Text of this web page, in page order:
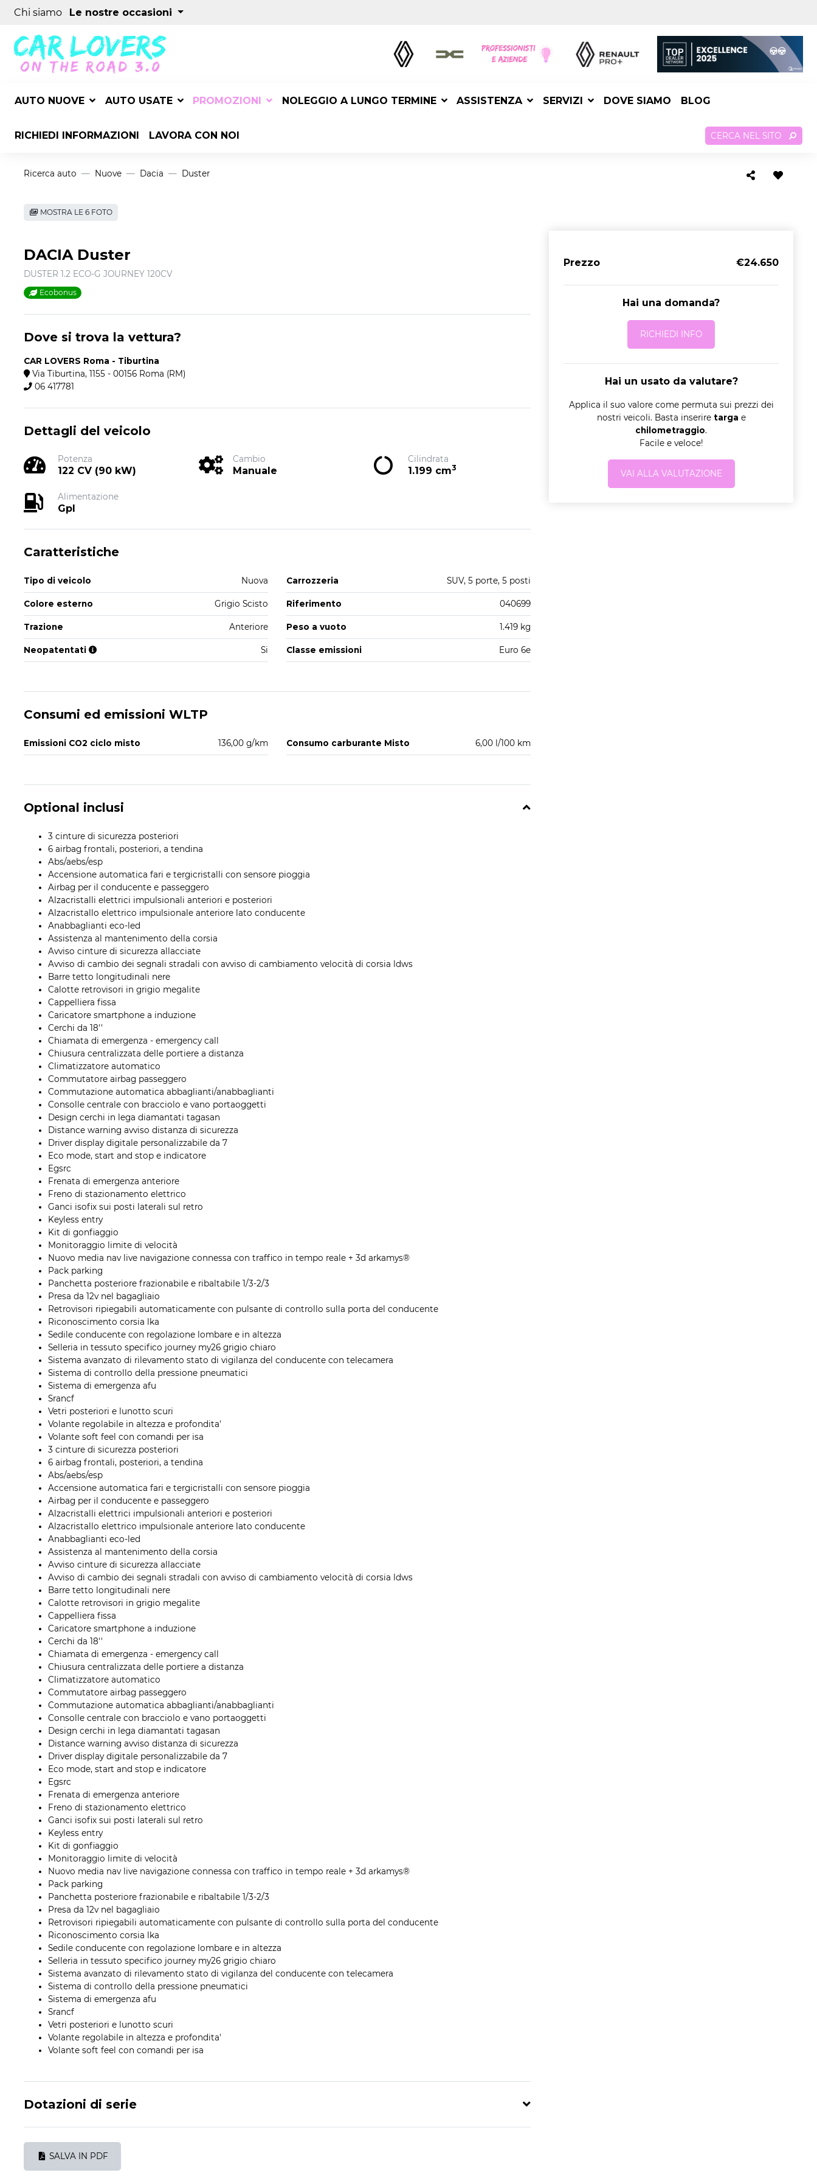
Chi siamo Le nostre occasioni
AUTO NUOVE AUTO USATE PROMOZIONI NOLEGGIO A LUNGO TERMINE ASSISTENZA SERVIZI DOVE SIAMO BLOG
RICHIEDI INFORMAZIONI LAVORA CON NOI CERCA NEL SITO
Ricerca auto Nuove Dacia Duster
MOSTRA LE 6 FOTO
DACIA Duster
DUSTER 1.2 ECO-G JOURNEY 120CV
Ecobonus
Dove si trova la vettura?
CAR LOVERS Roma - Tiburtina
Via Tiburtina, 1155 - 00156 Roma (RM)
06 417781
Dettagli del veicolo
Potenza
122 CV (90 kW)
Cambio
Manuale
Cilindrata
1.199 cm3
Alimentazione
Gpl
Caratteristiche
Tipo di veicolo Nuova Carrozzeria SUV, 5 porte, 5 posti
Colore esterno Grigio Scisto Riferimento 040699
Trazione Anteriore Peso a vuoto 1.419 kg
Neopatentati Si Classe emissioni Euro 6e
Consumi ed emissioni WLTP
Emissioni CO2 ciclo misto 136,00 g/km Consumo carburante Misto 6,00 l/100 km
Optional inclusi
3 cinture di sicurezza posteriori
6 airbag frontali, posteriori, a tendina
Abs/aebs/esp
Accensione automatica fari e tergicristalli con sensore pioggia
Airbag per il conducente e passeggero
Alzacristalli elettrici impulsionali anteriori e posteriori
Alzacristallo elettrico impulsionale anteriore lato conducente
Anabbaglianti eco-led
Assistenza al mantenimento della corsia
Avviso cinture di sicurezza allacciate
Avviso di cambio dei segnali stradali con avviso di cambiamento velocità di corsia ldws
Barre tetto longitudinali nere
Calotte retrovisori in grigio megalite
Cappelliera fissa
Caricatore smartphone a induzione
Cerchi da 18''
Chiamata di emergenza - emergency call
Chiusura centralizzata delle portiere a distanza
Climatizzatore automatico
Commutatore airbag passeggero
Commutazione automatica abbaglianti/anabbaglianti
Consolle centrale con bracciolo e vano portaoggetti
Design cerchi in lega diamantati tagasan
Distance warning avviso distanza di sicurezza
Driver display digitale personalizzabile da 7
Eco mode, start and stop e indicatore
Egsrc
Frenata di emergenza anteriore
Freno di stazionamento elettrico
Ganci isofix sui posti laterali sul retro
Keyless entry
Kit di gonfiaggio
Monitoraggio limite di velocità
Nuovo media nav live navigazione connessa con traffico in tempo reale + 3d arkamys®
Pack parking
Panchetta posteriore frazionabile e ribaltabile 1/3-2/3
Presa da 12v nel bagagliaio
Retrovisori ripiegabili automaticamente con pulsante di controllo sulla porta del conducente
Riconoscimento corsia lka
Sedile conducente con regolazione lombare e in altezza
Selleria in tessuto specifico journey my26 grigio chiaro
Sistema avanzato di rilevamento stato di vigilanza del conducente con telecamera
Sistema di controllo della pressione pneumatici
Sistema di emergenza afu
Srancf
Vetri posteriori e lunotto scuri
Volante regolabile in altezza e profondita'
Volante soft feel con comandi per isa
3 cinture di sicurezza posteriori
6 airbag frontali, posteriori, a tendina
Abs/aebs/esp
Accensione automatica fari e tergicristalli con sensore pioggia
Airbag per il conducente e passeggero
Alzacristalli elettrici impulsionali anteriori e posteriori
Alzacristallo elettrico impulsionale anteriore lato conducente
Anabbaglianti eco-led
Assistenza al mantenimento della corsia
Avviso cinture di sicurezza allacciate
Avviso di cambio dei segnali stradali con avviso di cambiamento velocità di corsia ldws
Barre tetto longitudinali nere
Calotte retrovisori in grigio megalite
Cappelliera fissa
Caricatore smartphone a induzione
Cerchi da 18''
Chiamata di emergenza - emergency call
Chiusura centralizzata delle portiere a distanza
Climatizzatore automatico
Commutatore airbag passeggero
Commutazione automatica abbaglianti/anabbaglianti
Consolle centrale con bracciolo e vano portaoggetti
Design cerchi in lega diamantati tagasan
Distance warning avviso distanza di sicurezza
Driver display digitale personalizzabile da 7
Eco mode, start and stop e indicatore
Egsrc
Frenata di emergenza anteriore
Freno di stazionamento elettrico
Ganci isofix sui posti laterali sul retro
Keyless entry
Kit di gonfiaggio
Monitoraggio limite di velocità
Nuovo media nav live navigazione connessa con traffico in tempo reale + 3d arkamys®
Pack parking
Panchetta posteriore frazionabile e ribaltabile 1/3-2/3
Presa da 12v nel bagagliaio
Retrovisori ripiegabili automaticamente con pulsante di controllo sulla porta del conducente
Riconoscimento corsia lka
Sedile conducente con regolazione lombare e in altezza
Selleria in tessuto specifico journey my26 grigio chiaro
Sistema avanzato di rilevamento stato di vigilanza del conducente con telecamera
Sistema di controllo della pressione pneumatici
Sistema di emergenza afu
Srancf
Vetri posteriori e lunotto scuri
Volante regolabile in altezza e profondita'
Volante soft feel con comandi per isa
Dotazioni di serie
SALVA IN PDF
Prezzo €24.650
Hai una domanda?
RICHIEDI INFO
Hai un usato da valutare?
Applica il suo valore come permuta sui prezzi dei
nostri veicoli. Basta inserire targa e
chilometraggio.
Facile e veloce!
VAI ALLA VALUTAZIONE